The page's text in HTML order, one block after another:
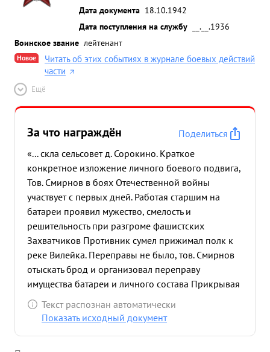
Дата документа 18.10.1942
Дата поступления на службу
__.__.1936
Воинское звание лейтенант
Новое
Читать об этих событиях в журнале боевых действий
части
Ещё
За что награждён
Поделиться
«... скла сельсовет д. Сорокино. Краткое
конкретное изложение личного боевого подвига,
Тов. Смирнов в боях Отечественной войны
участвует с первых дней. Работая старшим на
батареи проявил мужество, смелость и
решительность при разгроме фашистских
Захватчиков Противник сумел прижимал полк к
реке Вилейка. Переправы не было, тов. Смирнов
отыскать брод и организовал переправу
имущества батареи и личного состава Прикрывая
переправу тов. Смирнов не считаясь с жизнью под
обстрелом противника переправил оставшиеся в
Текст распознан автоматически
Показать исходный документ